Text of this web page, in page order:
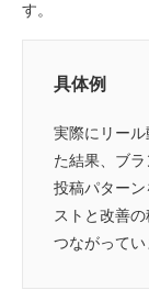
す。
具体例
実際にリー
た結果、ブ
投稿パター
ストと改善
つながってい